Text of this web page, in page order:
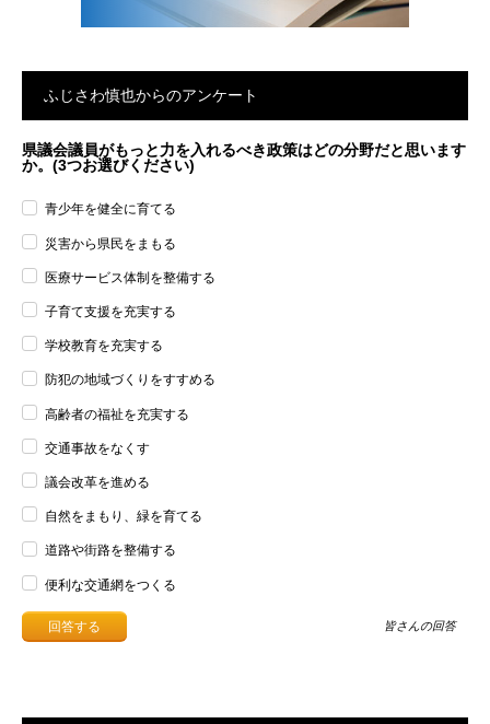
ふじさわ慎也からのアンケート
県議会議員がもっと力を入れるべき政策はどの分野だと思います
か。(3つお選びください)
青少年を健全に育てる
災害から県民をまもる
医療サービス体制を整備する
子育て支援を充実する
学校教育を充実する
防犯の地域づくりをすすめる
高齢者の福祉を充実する
交通事故をなくす
議会改革を進める
自然をまもり、緑を育てる
道路や街路を整備する
便利な交通網をつくる
皆さんの回答